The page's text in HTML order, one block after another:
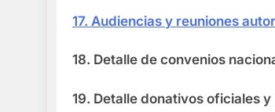
17. Audiencias y reuniones
18. Detalle de convenios
19. Detalle donativos oficiales